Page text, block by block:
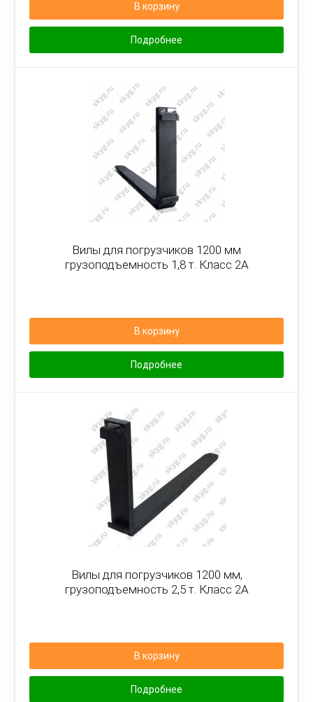
В корзину
Подробнее
Вилы для погрузчиков 1200 мм
грузоподъемность 1,8 т. Класс 2А
В корзину
Подробнее
Вилы для погрузчиков 1200 мм,
грузоподъемность 2,5 т. Класс 2А
В корзину
Подробнее